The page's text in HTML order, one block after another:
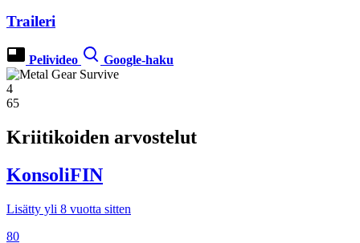
Traileri
Pelivideo Google-haku
4
65
Kriitikoiden arvostelut
KonsoliFIN
Lisätty yli 8 vuotta sitten
80